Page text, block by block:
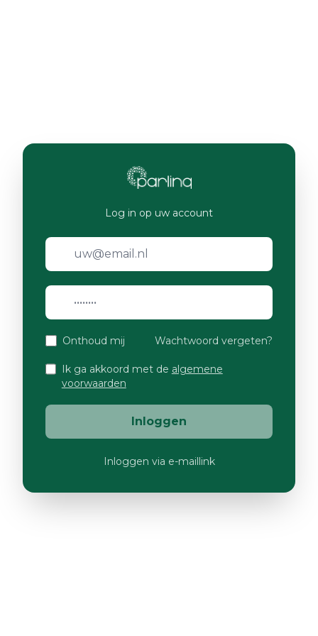
Log in op uw account
Onthoud mij Wachtwoord vergeten?
Ik ga akkoord met de algemene
voorwaarden
Inloggen
Inloggen via e-maillink